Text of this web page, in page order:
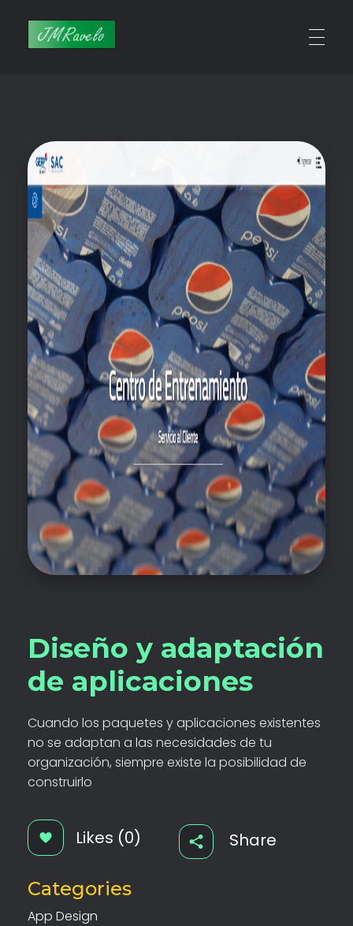
Diseño y adaptación
de aplicaciones
Cuando los paquetes y aplicaciones existentes
no se adaptan a las necesidades de tu
organización, siempre existe la posibilidad de
construirlo
Likes (0) Share
Categories
App Design